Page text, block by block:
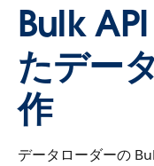
Bulk
たデー
作
データローダーの